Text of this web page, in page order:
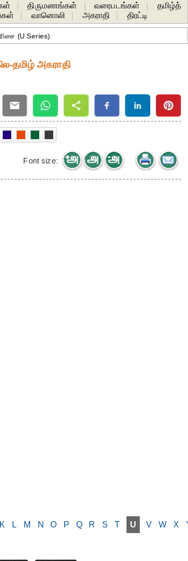
திருமணங்கள் வரைபடங்கள்
தமிழ்த்
வானொலி அகராதி திரட்டி
(U Series)
தமிழ் அகராதி
Font size:
K L M N O P Q R S T U V W X